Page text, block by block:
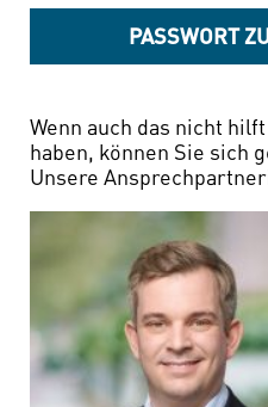
PASSWORT
Wenn auch das nicht
haben, können Sie sich
Unsere